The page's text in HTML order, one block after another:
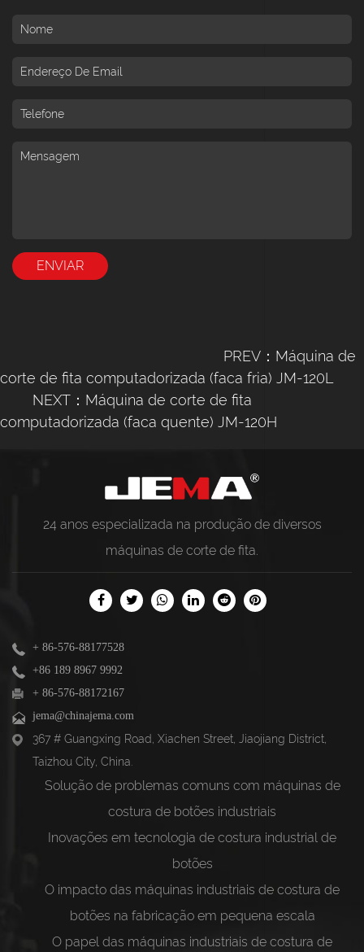
PREV：Máquina de
corte de fita computadorizada (faca fria) JM-120L
NEXT：Máquina de corte de fita
computadorizada (faca quente) JM-120H
24 anos especializada na produção de diversos
máquinas de corte de fita.
+ 86-576-88177528
+86 189 8967 9992
+ 86-576-88172167
jema@chinajema.com
367 # Guangxing Road, Xiachen Street, Jiaojiang District,
Taizhou City, China.
Solução de problemas comuns com máquinas de
costura de botões industriais
Inovações em tecnologia de costura industrial de
botões
O impacto das máquinas industriais de costura de
botões na fabricação em pequena escala
O papel das máquinas industriais de costura de